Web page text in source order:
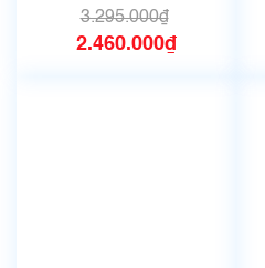
3.295.000₫
2.460.000₫